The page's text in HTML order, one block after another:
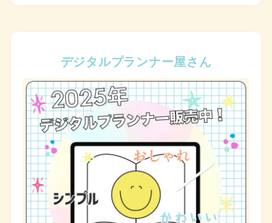
デジタルプランナー屋さん